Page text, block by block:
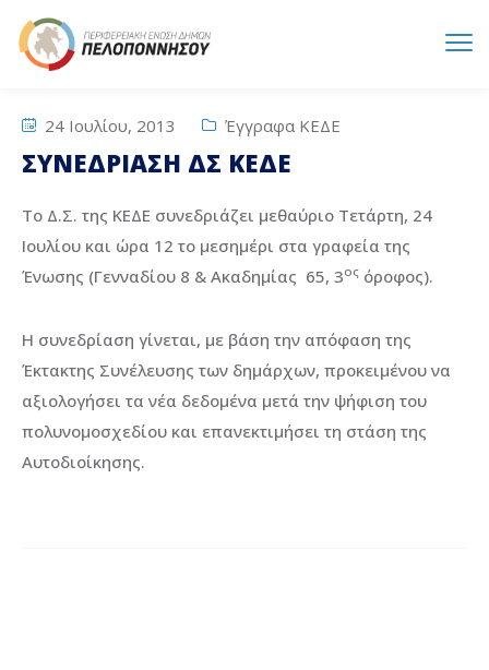
24 Ιουλίου, 2013 Έγγραφα ΚΕΔΕ
ΣΥΝΕΔΡΙΑΣΗ ΔΣ ΚΕΔΕ
Το Δ.Σ. της ΚΕΔΕ συνεδριάζει μεθαύριο Τετάρτη, 24
Ιουλίου και ώρα 12 το μεσημέρι στα γραφεία της
Ένωσης (Γενναδίου 8 & Ακαδημίας 65, 3ος όροφος).
Η συνεδρίαση γίνεται, με βάση την απόφαση της
Έκτακτης Συνέλευσης των δημάρχων, προκειμένου να
αξιολογήσει τα νέα δεδομένα μετά την ψήφιση του
πολυνομοσχεδίου και επανεκτιμήσει τη στάση της
Αυτοδιοίκησης.